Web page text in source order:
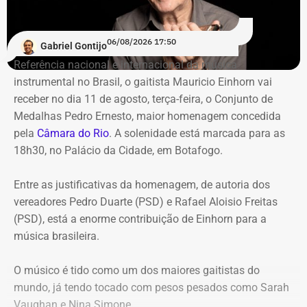
julho de 2024 representavam mais de 20% de toda a
carteira de investimentos do Itaprevi. A equipe técnica do
Tribunal classificou o processo decisório como
“negligente e temerário”.
Entre os principais pontos apontados pela auditoria
estão:
Mudança brusca na estratégia de investimento: a
20% logo na primeira reunião da nova gestão,
desrespeitando os estudos técnicos e pareceres da
consultoria financeira contratada, que desaconselhavam
o investimento de longo prazo.
previdenciários por 10 anos em uma instituição que
possuía rating B+ (grau especulativo com alto risco de
Gabriel Gontijo06/08/2026 17:50
Referência nacional e internacional da música
instrumental no Brasil, o gaitista Mauricio Einhorn vai
receber no dia 11 de agosto, terça-feira, o Conjunto de
Medalhas Pedro Ernesto, maior homenagem concedida
pela Câmara do Rio. A solenidade está marcada para as
18h30, no Palácio da Cidade, em Botafogo.
Entre as justificativas da homenagem, de autoria dos
vereadores Pedro Duarte (PSD) e Rafael Aloisio Freitas
(PSD), está a enorme contribuição de Einhorn para a
música brasileira.
O músico é tido como um dos maiores gaitistas do
mundo, já tendo tocado com pesos pesados como Sarah